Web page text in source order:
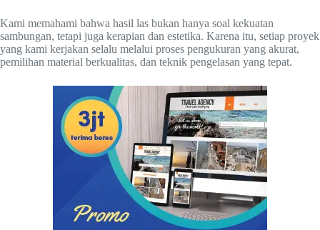
Kami memahami bahwa hasil las bukan hanya soal kekuatan
sambungan, tetapi juga kerapian dan estetika. Karena itu, setiap proyek
yang kami kerjakan selalu melalui proses pengukuran yang akurat,
pemilihan material berkualitas, dan teknik pengelasan yang tepat.